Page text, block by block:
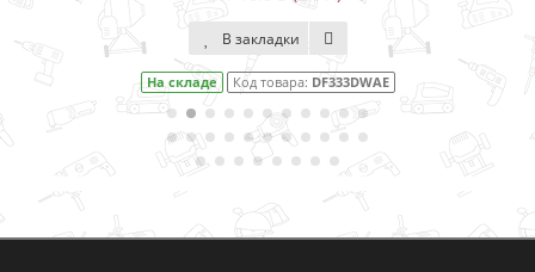
В закладки
На складе Код товара: DF001DW